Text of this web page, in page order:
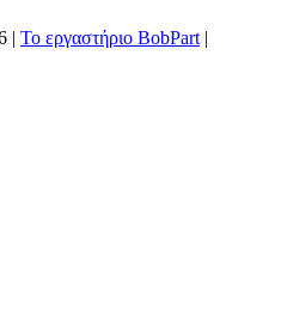
| Το εργαστήριο BobPart |